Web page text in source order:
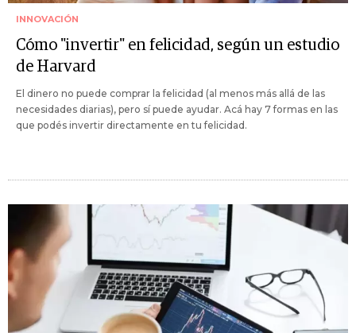
INNOVACIÓN
Cómo "invertir" en felicidad, según un estudio
de Harvard
El dinero no puede comprar la felicidad (al menos más allá de las
necesidades diarias), pero sí puede ayudar. Acá hay 7 formas en las
que podés invertir directamente en tu felicidad.